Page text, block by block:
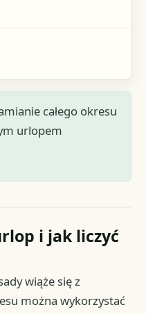
całego okresu
urlopem
i jak liczyć
wiąże się z
można wykorzystać